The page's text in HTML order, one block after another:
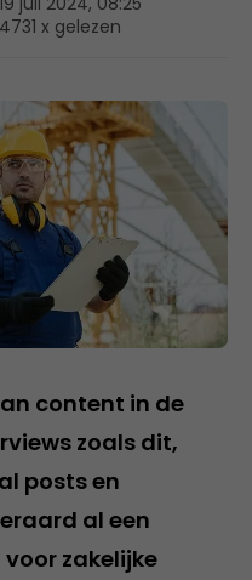
4731 x gelezen
content in de
zoals dit,
posts en
al een
zakelijke